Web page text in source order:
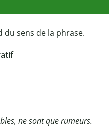
du sens de la phrase.
ne sont que rumeurs.